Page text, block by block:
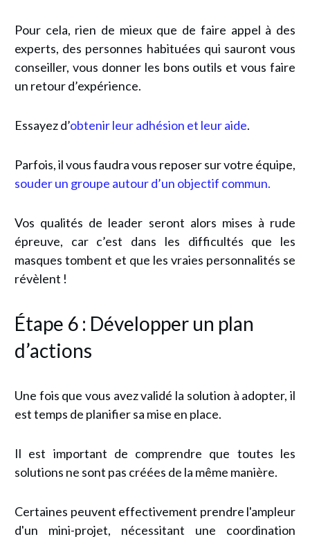
Pour cela, rien de mieux que de faire appel à des
experts, des personnes habituées qui sauront vous
conseiller, vous donner les bons outils et vous faire
un retour d’expérience.
Essayez d’obtenir leur adhésion et leur aide.
Parfois, il vous faudra vous reposer sur votre équipe,
souder un groupe autour d’un objectif commun.
Vos qualités de leader seront alors mises à rude
épreuve, car c’est dans les difficultés que les
masques tombent et que les vraies personnalités se
révèlent !
Étape 6 : Développer un plan
d’actions
Une fois que vous avez validé la solution à adopter, il
est temps de planifier sa mise en place.
Il est important de comprendre que toutes les
solutions ne sont pas créées de la même manière.
Certaines peuvent effectivement prendre l'ampleur
d'un mini-projet, nécessitant une coordination